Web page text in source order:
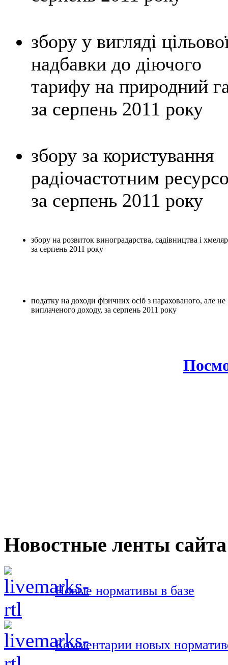
збору у вигляді
надбавки до діючого
тарифу на природний
за серпень 2011 року
збору за користування
радіочастотним
за серпень 2011 року
збору на розвиток виноградарства, садівництва і
за серпень 2011 року
податку на доходи фізичних осіб з нарахованого, але не
виплаченого доходу, за серпень 2011 року
Новостные ленты сайта
Новые нормативы в базе
Комментарии новых